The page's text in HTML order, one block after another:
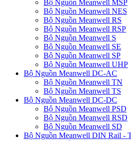
Bộ Nguồn Meanwell MSP
Bộ Nguồn Meanwell NES
Bộ Nguồn Meanwell RS
Bộ Nguồn Meanwell RSP
Bộ Nguồn Meanwell S
Bộ Nguồn Meanwell SE
Bộ Nguồn Meanwell SP
Bộ Nguồn Meanwell UHP
Bộ Nguồn Meanwell DC-AC
Bộ Nguồn Meanwell TN
Bộ Nguồn Meanwell TS
Bộ Nguồn Meanwell DC-DC
Bộ Nguồn Meanwell PSD
Bộ Nguồn Meanwell RSD
Bộ Nguồn Meanwell SD
Bộ Nguồn Meanwell DIN Rail -